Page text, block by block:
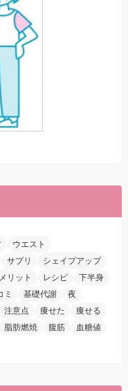
ウエスト
サプリ
シェイプアップ
メリット レシピ
下半身
ミ 基礎代謝
夜
注意点 痩せた
痩せる
脂肪燃焼 腹筋
血糖値